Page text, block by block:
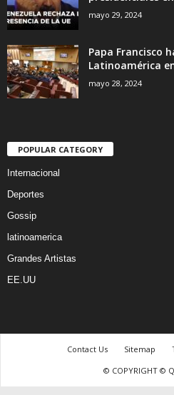
mayo 29, 2024
Papa Francisco
Latinoamérica
mayo 28, 2024
POPULAR CATEGORY
Internacional
Deportes
Gossip
latinoamerica
Grandes Artistas
EE.UU
Contact Us Sitemap
© COPYRIGHT ©